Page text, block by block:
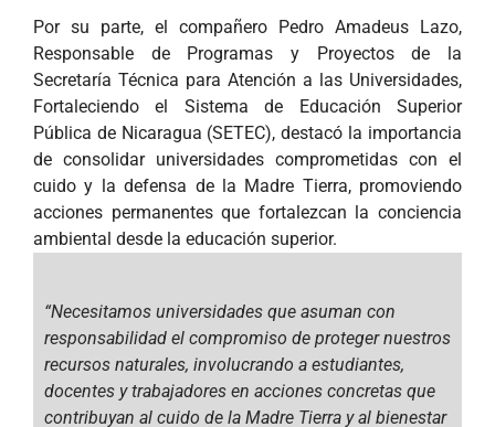
Por su parte, el compañero Pedro Amadeus Lazo,
Responsable de Programas y Proyectos de la
Secretaría Técnica para Atención a las Universidades,
Fortaleciendo el Sistema de Educación Superior
Pública de Nicaragua (SETEC), destacó la importancia
de consolidar universidades comprometidas con el
cuido y la defensa de la Madre Tierra, promoviendo
acciones permanentes que fortalezcan la conciencia
ambiental desde la educación superior.
“Necesitamos universidades que asuman con
responsabilidad el compromiso de proteger nuestros
recursos naturales, involucrando a estudiantes,
docentes y trabajadores en acciones concretas que
contribuyan al cuido de la Madre Tierra y al bienestar